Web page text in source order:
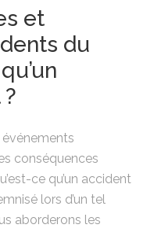
et
du
conséquences
ce qu’un accident
lors d’un tel
aborderons les